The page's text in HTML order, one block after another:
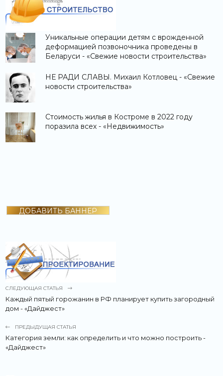
Уникальные операции детям с врожденной
деформацией позвоночника проведены в
Беларуси - «Свежие новости строительства»
НЕ РАДИ СЛАВЫ. Михаил Котловец - «Свежие
новости строительства»
Стоимость жилья в Костроме в 2022 году
поразила всех - «Недвижимость»
ДОБАВИТЬ БАННЕР
СЛЕДУЮЩАЯ СТАТЬЯ
Каждый пятый горожанин в РФ планирует купить загородный
дом - «Дайджест»
ПРЕДЫДУЩАЯ СТАТЬЯ
Категория земли: как определить и что можно построить -
«Дайджест»